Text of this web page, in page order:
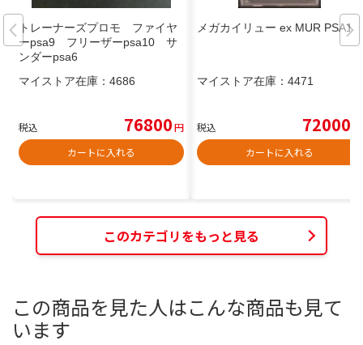
トレーナーズプロモ ファイヤ
ーpsa9 フリーザーpsa10 サ
ンダーpsa6
マイストア在庫： 4686
税込 76800円
カートに入れる
メガカイリュー ex MUR PSA10
マイストア在庫： 4471
税込 72000
カートに入れる
このカテゴリをもっと見る
この商品を見た人はこんな商品も見て
います